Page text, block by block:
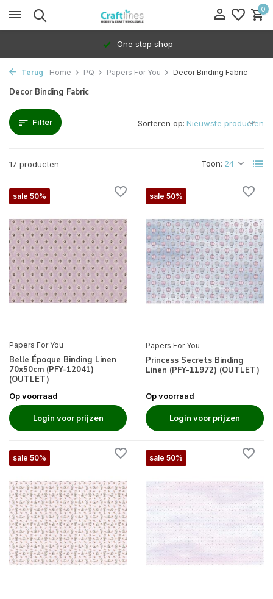
0
100% Dedicated to independents
Terug Home PQ Papers For You Decor Binding Fabric
Decor Binding Fabric
Filter
17 producten Toon:
Sorteren op:
sale 50%
Papers For You
Belle Époque Binding Linen
70x50cm (PFY-12041)
(OUTLET)
Op voorraad
Login voor prijzen
sale 50%
Papers For You
Princess Secrets Binding
Linen (PFY-11972) (OUTLET)
Op voorraad
Login voor prijzen
sale 50% sale 50%